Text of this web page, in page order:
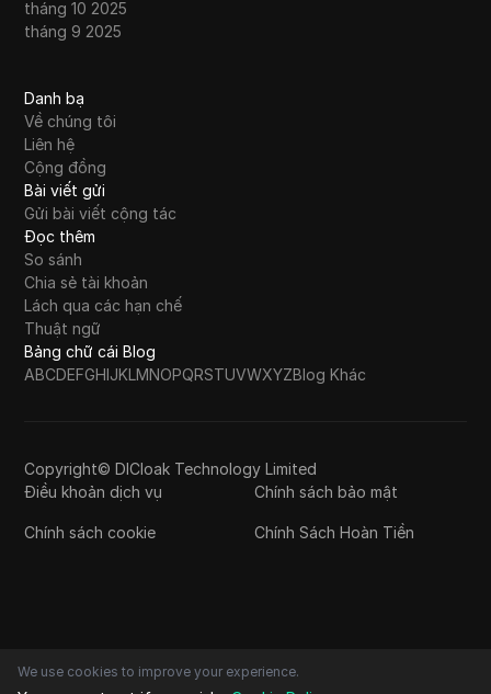
tháng 10 2025
tháng 9 2025
Danh bạ
Về chúng tôi
Liên hệ
Cộng đồng
Bài viết gửi
Gửi bài viết cộng tác
Đọc thêm
So sánh
Chia sẻ tài khoản
Lách qua các hạn chế
Thuật ngữ
Bảng chữ cái Blog
ABCDEFGHIJKLMNOPQRSTUVWXYZBlog Khác
Copyright© DICloak Technology Limited
Điều khoản dịch vụ
Chính sách bảo mật
Chính sách cookie Chính Sách Hoàn Tiền
We use cookies to improve your experience.